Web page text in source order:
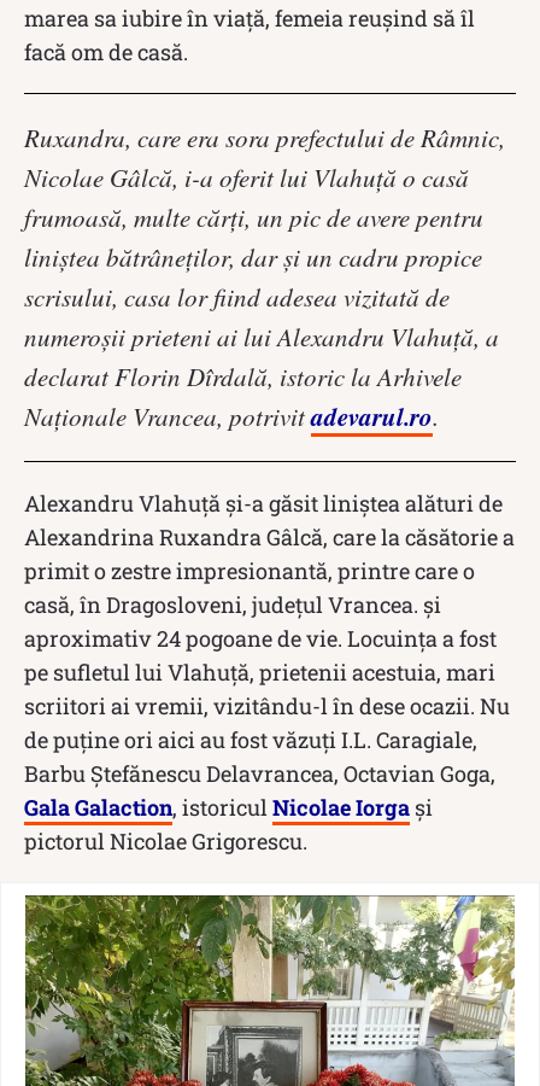
marea sa iubire în viață, femeia reușind să îl
facă om de casă.
Ruxandra, care era sora prefectului de Râmnic,
Nicolae Gâlcă, i-a oferit lui Vlahuţă o casă
frumoasă, multe cărţi, un pic de avere pentru
liniştea bătrâneţilor, dar şi un cadru propice
scrisului, casa lor fiind adesea vizitată de
numeroşii prieteni ai lui Alexandru Vlahuţă, a
declarat Florin Dîrdală, istoric la Arhivele
Naţionale Vrancea, potrivitadevarul.ro.
Alexandru Vlahuță și-a găsit liniștea alături de
Alexandrina Ruxandra Gâlcă, care la căsătorie a
primit o zestre impresionantă, printre care o
casă, în Dragosloveni, județul Vrancea. și
aproximativ 24 pogoane de vie. Locuința a fost
pe sufletul lui Vlahuță, prietenii acestuia, mari
scriitori ai vremii, vizitându-l în dese ocazii. Nu
de puține ori aici au fost văzuți I.L. Caragiale,
Barbu Ştefănescu Delavrancea, Octavian Goga,
Gala Galaction, istoricul Nicolae Iorga şi
pictorul Nicolae Grigorescu.